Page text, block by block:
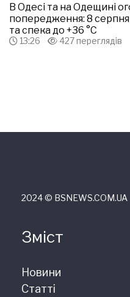
В Одесі та на Одещині
попередження: 8 серпня
та спека до +36 °С
13:26 427 переглядів
2024 © ВSNEWS.COM.UA
Зміст
Новини
Статті